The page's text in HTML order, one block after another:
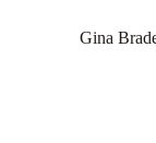
Gina